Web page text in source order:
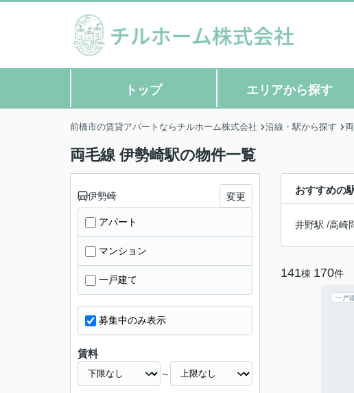
トップ エリアから探す
前橋市の賃貸アパートならチルホーム株式会社 沿線・駅から探す
両毛線 伊勢崎駅の物件一覧
おすすめの
井野駅 /高崎
141棟 170件
一戸
伊勢崎 変更
アパート
マンション
一戸建て
募集中のみ表示
賃料
～